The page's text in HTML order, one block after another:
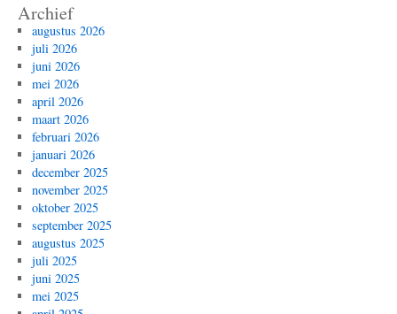
Archief
augustus 2026
juli 2026
juni 2026
mei 2026
april 2026
maart 2026
februari 2026
januari 2026
december 2025
november 2025
oktober 2025
september 2025
augustus 2025
juli 2025
juni 2025
mei 2025